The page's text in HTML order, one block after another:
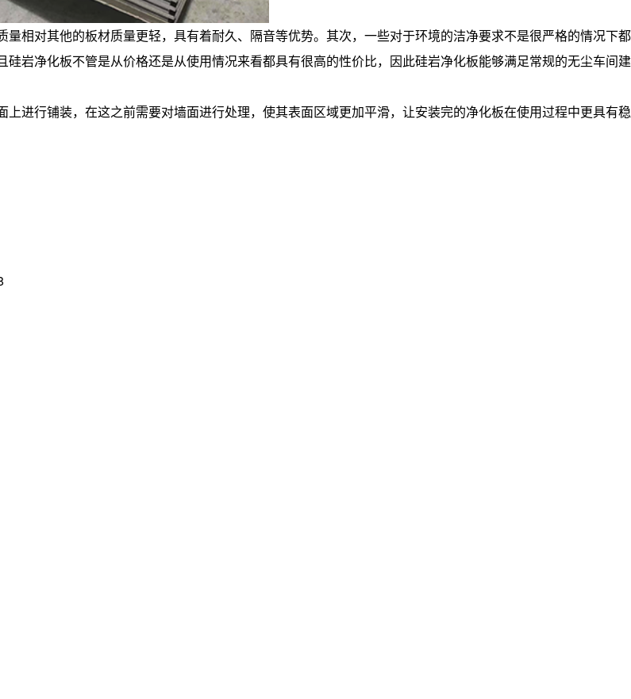
相对其他的板材质量更轻，具有着耐久、隔音等优势。其次，一些对于环境的洁净要求不是很严格的情况下都
岩净化板不管是从价格还是从使用情况来看都具有很高的性价比，因此硅岩净化板能够满足常规的无尘车间建
进行铺装，在这之前需要对墙面进行处理，使其表面区域更加平滑，让安装完的净化板在使用过程中更具有稳